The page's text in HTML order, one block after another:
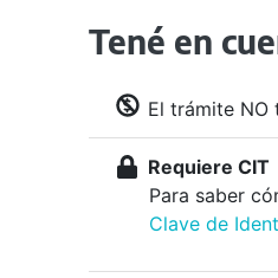
Tené en
El trámite NO
Requiere CIT
Para saber
Clave de